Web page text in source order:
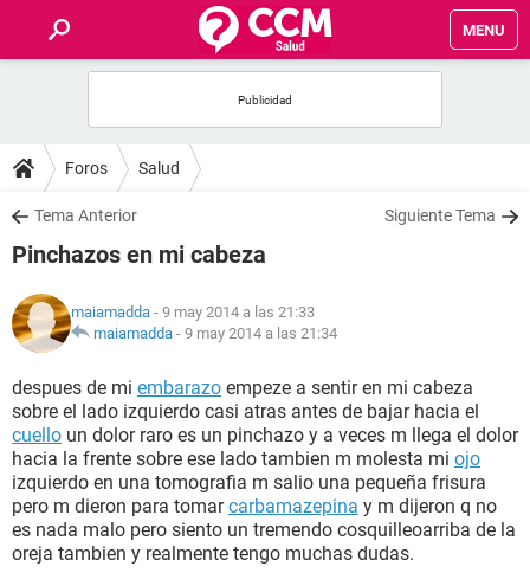
MENU
FOROS
SALUD
NUTRICIÓN
BIENESTAR
SEXUALIDAD
GLOSARIO
Foros Salud
Tema Anterior Siguiente Tema
Pinchazos en mi cabeza
maiamadda - 9 may 2014 a las 21:33
maiamadda - 9 may 2014 a las 21:34
despues de mi embarazo empeze a sentir en mi cabeza
sobre el lado izquierdo casi atras antes de bajar hacia el
cuello un dolor raro es un pinchazo y a veces m llega el dolor
hacia la frente sobre ese lado tambien m molesta mi ojo
izquierdo en una tomografia m salio una pequeña frisura
pero m dieron para tomarcarbamazepina y m dijeron q no
es nada malo pero siento un tremendo cosquilleoarriba de la
oreja tambien y realmente tengo muchas dudas.